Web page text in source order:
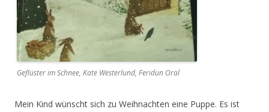
Geflüster im Schnee, Kate Westerlund, Feridun Oral
Mein Kind wünscht sich zu Weihnachten eine Puppe. Es ist